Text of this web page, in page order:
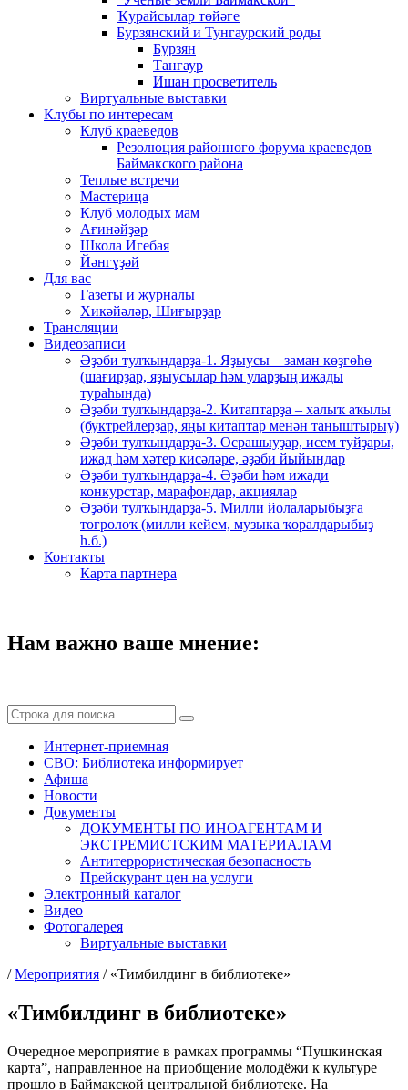
Ҡурайсылар төйәге
Бурзянский и Тунгаурский роды
Бурзян
Тангаур
Ишан просветитель
Виртуальные выставки
Клубы по интересам
Клуб краеведов
Резолюция районного форума краеведов
Баймакского района
Теплые встречи
Мастерица
Клуб молодых мам
Ағинәйҙәр
Школа Игебая
Йәнгүҙәй
Для вас
Газеты и журналы
Хикәйәләр, Шиғырҙар
Трансляции
Видеозаписи
Әҙәби тулҡындарҙа-1. Яҙыусы – заман көҙгөһө
(шағирҙар, яҙыусылар һәм уларҙың ижады
тураһында)
Әҙәби тулҡындарҙа-2. Китаптарҙа – халыҡ аҡылы
(буктрейлерҙар, яңы китаптар менән таныштырыу)
Әҙәби тулҡындарҙа-3. Осрашыуҙар, исем туйҙары,
ижад һәм хәтер кисәләре, әҙәби йыйындар
Әҙәби тулҡындарҙа-4. Әҙәби һәм ижади
конкурстар, марафондар, акциялар
Әҙәби тулҡындарҙа-5. Милли йолаларыбыҙға
тоғролоҡ (милли кейем, музыка ҡоралдарыбыҙ
һ.б.)
Контакты
Карта партнера
Нам важно ваше мнение:
Интернет-приемная
СВО: Библиотека информирует
Афиша
Новости
Документы
ДОКУМЕНТЫ ПО ИНОАГЕНТАМ И
ЭКСТРЕМИСТСКИМ МАТЕРИАЛАМ
Антитеррористическая безопасность
Прейскурант цен на услуги
Электронный каталог
Видео
Фотогалерея
Виртуальные выставки
/Мероприятия / «Тимбилдинг в библиотеке»
«Тимбилдинг в библиотеке»
Очередное мероприятие в рамках программы “Пушкинская
карта”, направленное на приобщение молодёжи к культуре
прошло в Баймакской центральной библиотеке. На